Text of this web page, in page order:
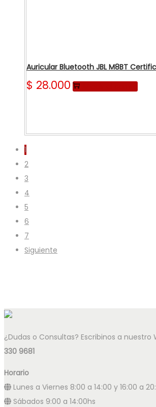
Auricular Bluetooth JBL M8BT
$ 28.000
1
2
3
4
5
6
7
Siguiente
¿Dudas o Consultas? Escribinos a nuestro
330 9681
Horario
Lunes a Viernes 8:00 a 14:00 y 16:00 a
Sábados 9:00 a 14:00hs